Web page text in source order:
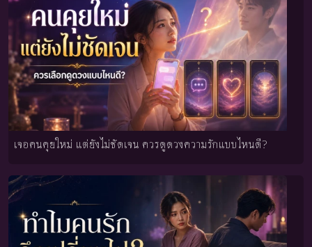
เจอคนคุยใหม่ แต่ยังไม่ชัดเจน ควรดูดวงความรักแบบไหนดี?